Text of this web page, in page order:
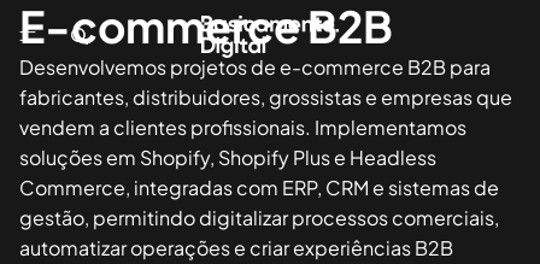
E-commerce B2B
Desenvolvemos projetos de e-commerce B2B para
fabricantes, distribuidores, grossistas e empresas que
vendem a clientes profissionais. Implementamos
soluções em Shopify, Shopify Plus e Headless
Commerce, integradas com ERP, CRM e sistemas de
gestão, permitindo digitalizar processos comerciais,
automatizar operações e criar experiências B2B